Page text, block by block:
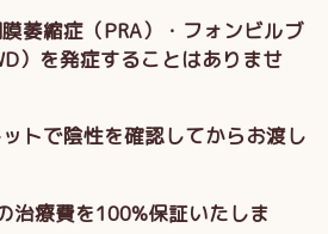
萎縮症（PRA）・フォンビルブ
）を発症することはありませ
トで陰性を確認してからお渡し
治療費を100%保証いたしま